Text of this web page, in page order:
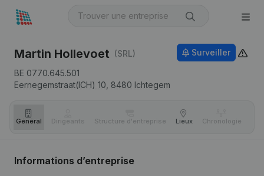
Martin Hollevoet (SRL)
BE 0770.645.501
Eernegemstraat(ICH) 10, 8480 Ichtegem
Surveiller
Général Dirigeants Structure d'entreprise Lieux Chronologie
Informations d’entreprise